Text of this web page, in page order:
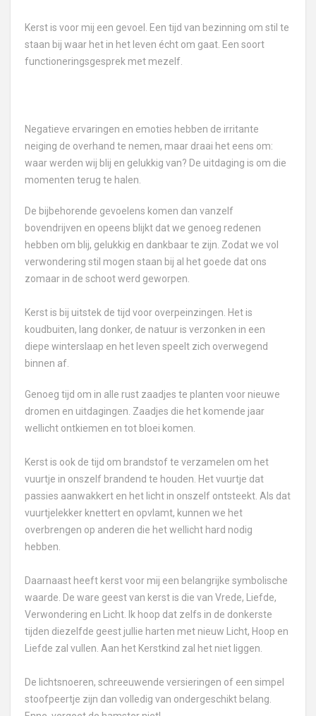
Kerst is voor mij een gevoel. Een tijd van bezinning om stil te
staan bij waar het in het leven écht om gaat. Een soort
functioneringsgesprek met mezelf.
Negatieve ervaringen en emoties hebben de irritante
neiging de overhand te nemen, maar draai het eens om:
waar werden wij blij en gelukkig van? De uitdaging is om die
momenten terug te halen.
De bijbehorende gevoelens komen dan vanzelf
bovendrijven en opeens blijkt dat we genoeg redenen
hebben om blij, gelukkig en dankbaar te zijn. Zodat we vol
verwondering stil mogen staan bij al het goede dat ons
zomaar in de schoot werd geworpen.
Kerst is bij uitstek de tijd voor overpeinzingen. Het is
koudbuiten, lang donker, de natuur is verzonken in een
diepe winterslaap en het leven speelt zich overwegend
binnen af.
Genoeg tijd om in alle rust zaadjes te planten voor nieuwe
dromen en uitdagingen. Zaadjes die het komende jaar
wellicht ontkiemen en tot bloei komen.
Kerst is ook de tijd om brandstof te verzamelen om het
vuurtje in onszelf brandend te houden. Het vuurtje dat
passies aanwakkert en het licht in onszelf ontsteekt. Als dat
vuurtjelekker knettert en opvlamt, kunnen we het
overbrengen op anderen die het wellicht hard nodig
hebben.
Daarnaast heeft kerst voor mij een belangrijke symbolische
waarde. De ware geest van kerst is die van Vrede, Liefde,
Verwondering en Licht. Ik hoop dat zelfs in de donkerste
tijden diezelfde geest jullie harten met nieuw Licht, Hoop en
Liefde zal vullen. Aan het Kerstkind zal het niet liggen.
De lichtsnoeren, schreeuwende versieringen of een simpel
stoofpeertje zijn dan volledig van ondergeschikt belang.